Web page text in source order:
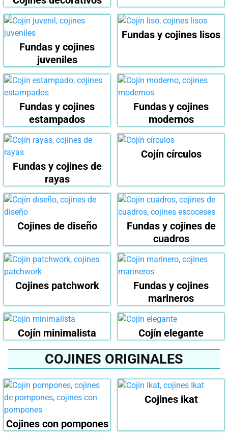
Fundas y cojines
juveniles
Fundas y cojines lisos
Fundas y cojines
estampados
Fundas y cojines
modernos
Fundas y cojines de
rayas
Cojín círculos
Cojines de diseño
Fundas y cojines de
cuadros
Cojines patchwork
Fundas y cojines
marineros
Cojín minimalista Cojín elegante
COJINES ORIGINALES
Cojines con pompones
Cojines ikat